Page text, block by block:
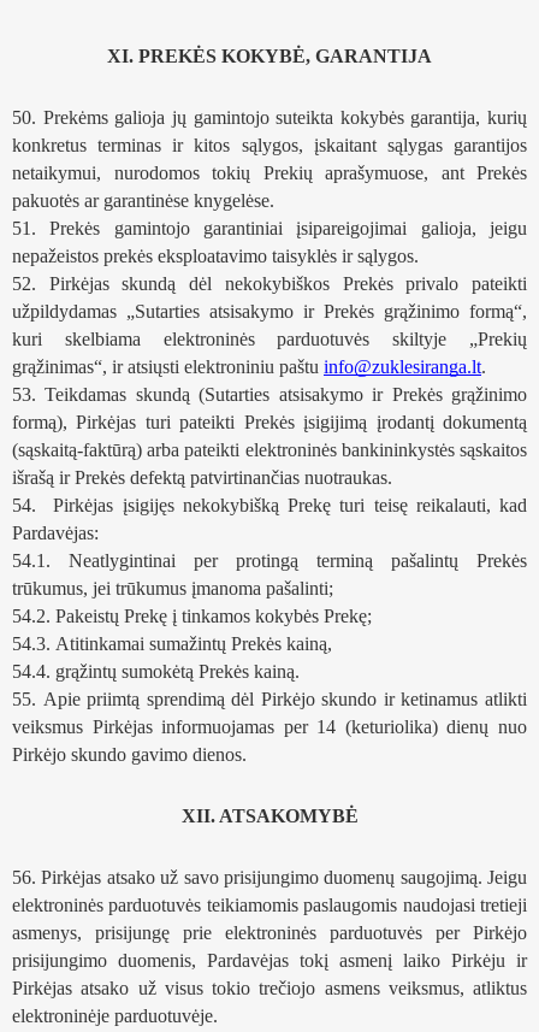
XI. PREKĖS KOKYBĖ, GARANTIJA
50. Prekėms galioja jų gamintojo suteikta kokybės garantija, kurių
konkretus terminas ir kitos sąlygos, įskaitant sąlygas garantijos
netaikymui, nurodomos tokių Prekių aprašymuose, ant Prekės
pakuotės ar garantinėse knygelėse.
51. Prekės gamintojo garantiniai įsipareigojimai galioja, jeigu
nepažeistos prekės eksploatavimo taisyklės ir sąlygos.
52. Pirkėjas skundą dėl nekokybiškos Prekės privalo pateikti
užpildydamas „Sutarties atsisakymo ir Prekės grąžinimo formą“,
kuri skelbiama elektroninės parduotuvės skiltyje „Prekių
grąžinimas“, ir atsiųsti elektroniniu paštu info@zuklesiranga.lt.
53. Teikdamas skundą (Sutarties atsisakymo ir Prekės grąžinimo
formą), Pirkėjas turi pateikti Prekės įsigijimą įrodantį dokumentą
(sąskaitą-faktūrą) arba pateikti elektroninės bankininkystės sąskaitos
išrašą ir Prekės defektą patvirtinančias nuotraukas.
54.  Pirkėjas įsigijęs nekokybišką Prekę turi teisę reikalauti, kad
Pardavėjas:
54.1. Neatlygintinai per protingą terminą pašalintų Prekės
trūkumus, jei trūkumus įmanoma pašalinti;
54.2. Pakeistų Prekę į tinkamos kokybės Prekę;
54.3. Atitinkamai sumažintų Prekės kainą,
54.4. grąžintų sumokėtą Prekės kainą.
55. Apie priimtą sprendimą dėl Pirkėjo skundo ir ketinamus atlikti
veiksmus Pirkėjas informuojamas per 14 (keturiolika) dienų nuo
Pirkėjo skundo gavimo dienos.
XII. ATSAKOMYBĖ
56. Pirkėjas atsako už savo prisijungimo duomenų saugojimą. Jeigu
elektroninės parduotuvės teikiamomis paslaugomis naudojasi tretieji
asmenys, prisijungę prie elektroninės parduotuvės per Pirkėjo
prisijungimo duomenis, Pardavėjas tokį asmenį laiko Pirkėju ir
Pirkėjas atsako už visus tokio trečiojo asmens veiksmus, atliktus
elektroninėje parduotuvėje.